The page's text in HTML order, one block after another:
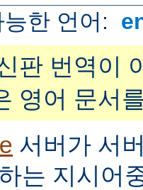
능한 언어:
판 번역이
영어 문서
서버가 서
는 지시어